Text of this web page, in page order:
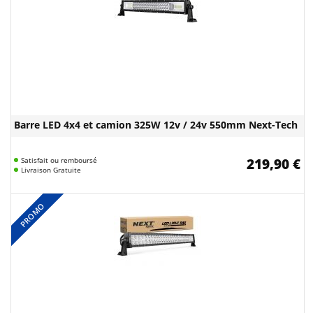
Barre LED 4x4 et camion 325W 12v / 24v 550mm Next-Tech
Satisfait ou remboursé
Livraison Gratuite
219,90 €
PROMO